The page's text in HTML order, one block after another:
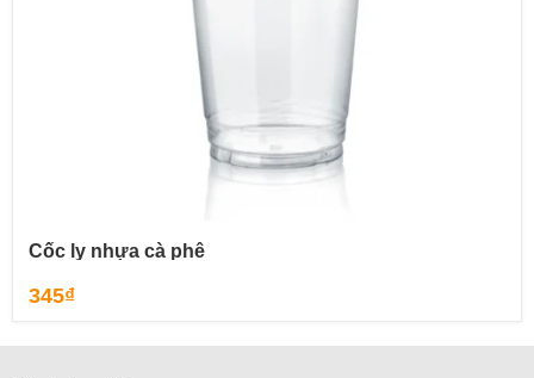
Cốc ly nhựa cà phê
345₫